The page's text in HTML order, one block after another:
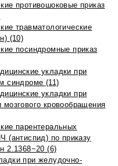
противошоковые приказ
травматологические
(10)
посиндромные приказ
укладки при
синдроме (11)
укладки при
кровообращения
парентеральных
(антиспид) по приказу
2.1368−20 (6)
при желудочно-